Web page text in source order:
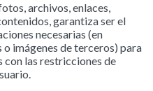
archivos, enlaces,
garantiza ser el
necesarias (en
imágenes de terceros) para
con las restricciones de